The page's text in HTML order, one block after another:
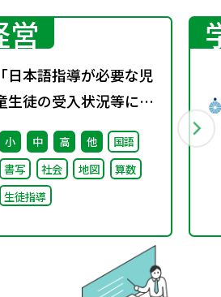
営
「日本語指導が必要な児
生徒の受入状況等に関
する調査（令和5年
度）」の結果について
小 中 高 他
国語
書写
社会 地図
算数
生徒指導